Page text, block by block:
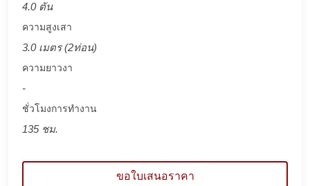
4.0 ตัน
ความสูงเสา
3.0 เมตร (2ท่อน)
ความยาวงา
-
ชั่วโมงการทำงาน
135 ชม.
ขอใบเสนอราคา